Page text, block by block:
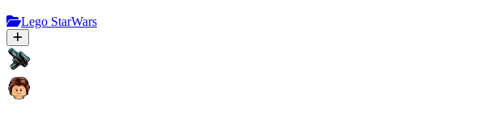
Lego StarWars